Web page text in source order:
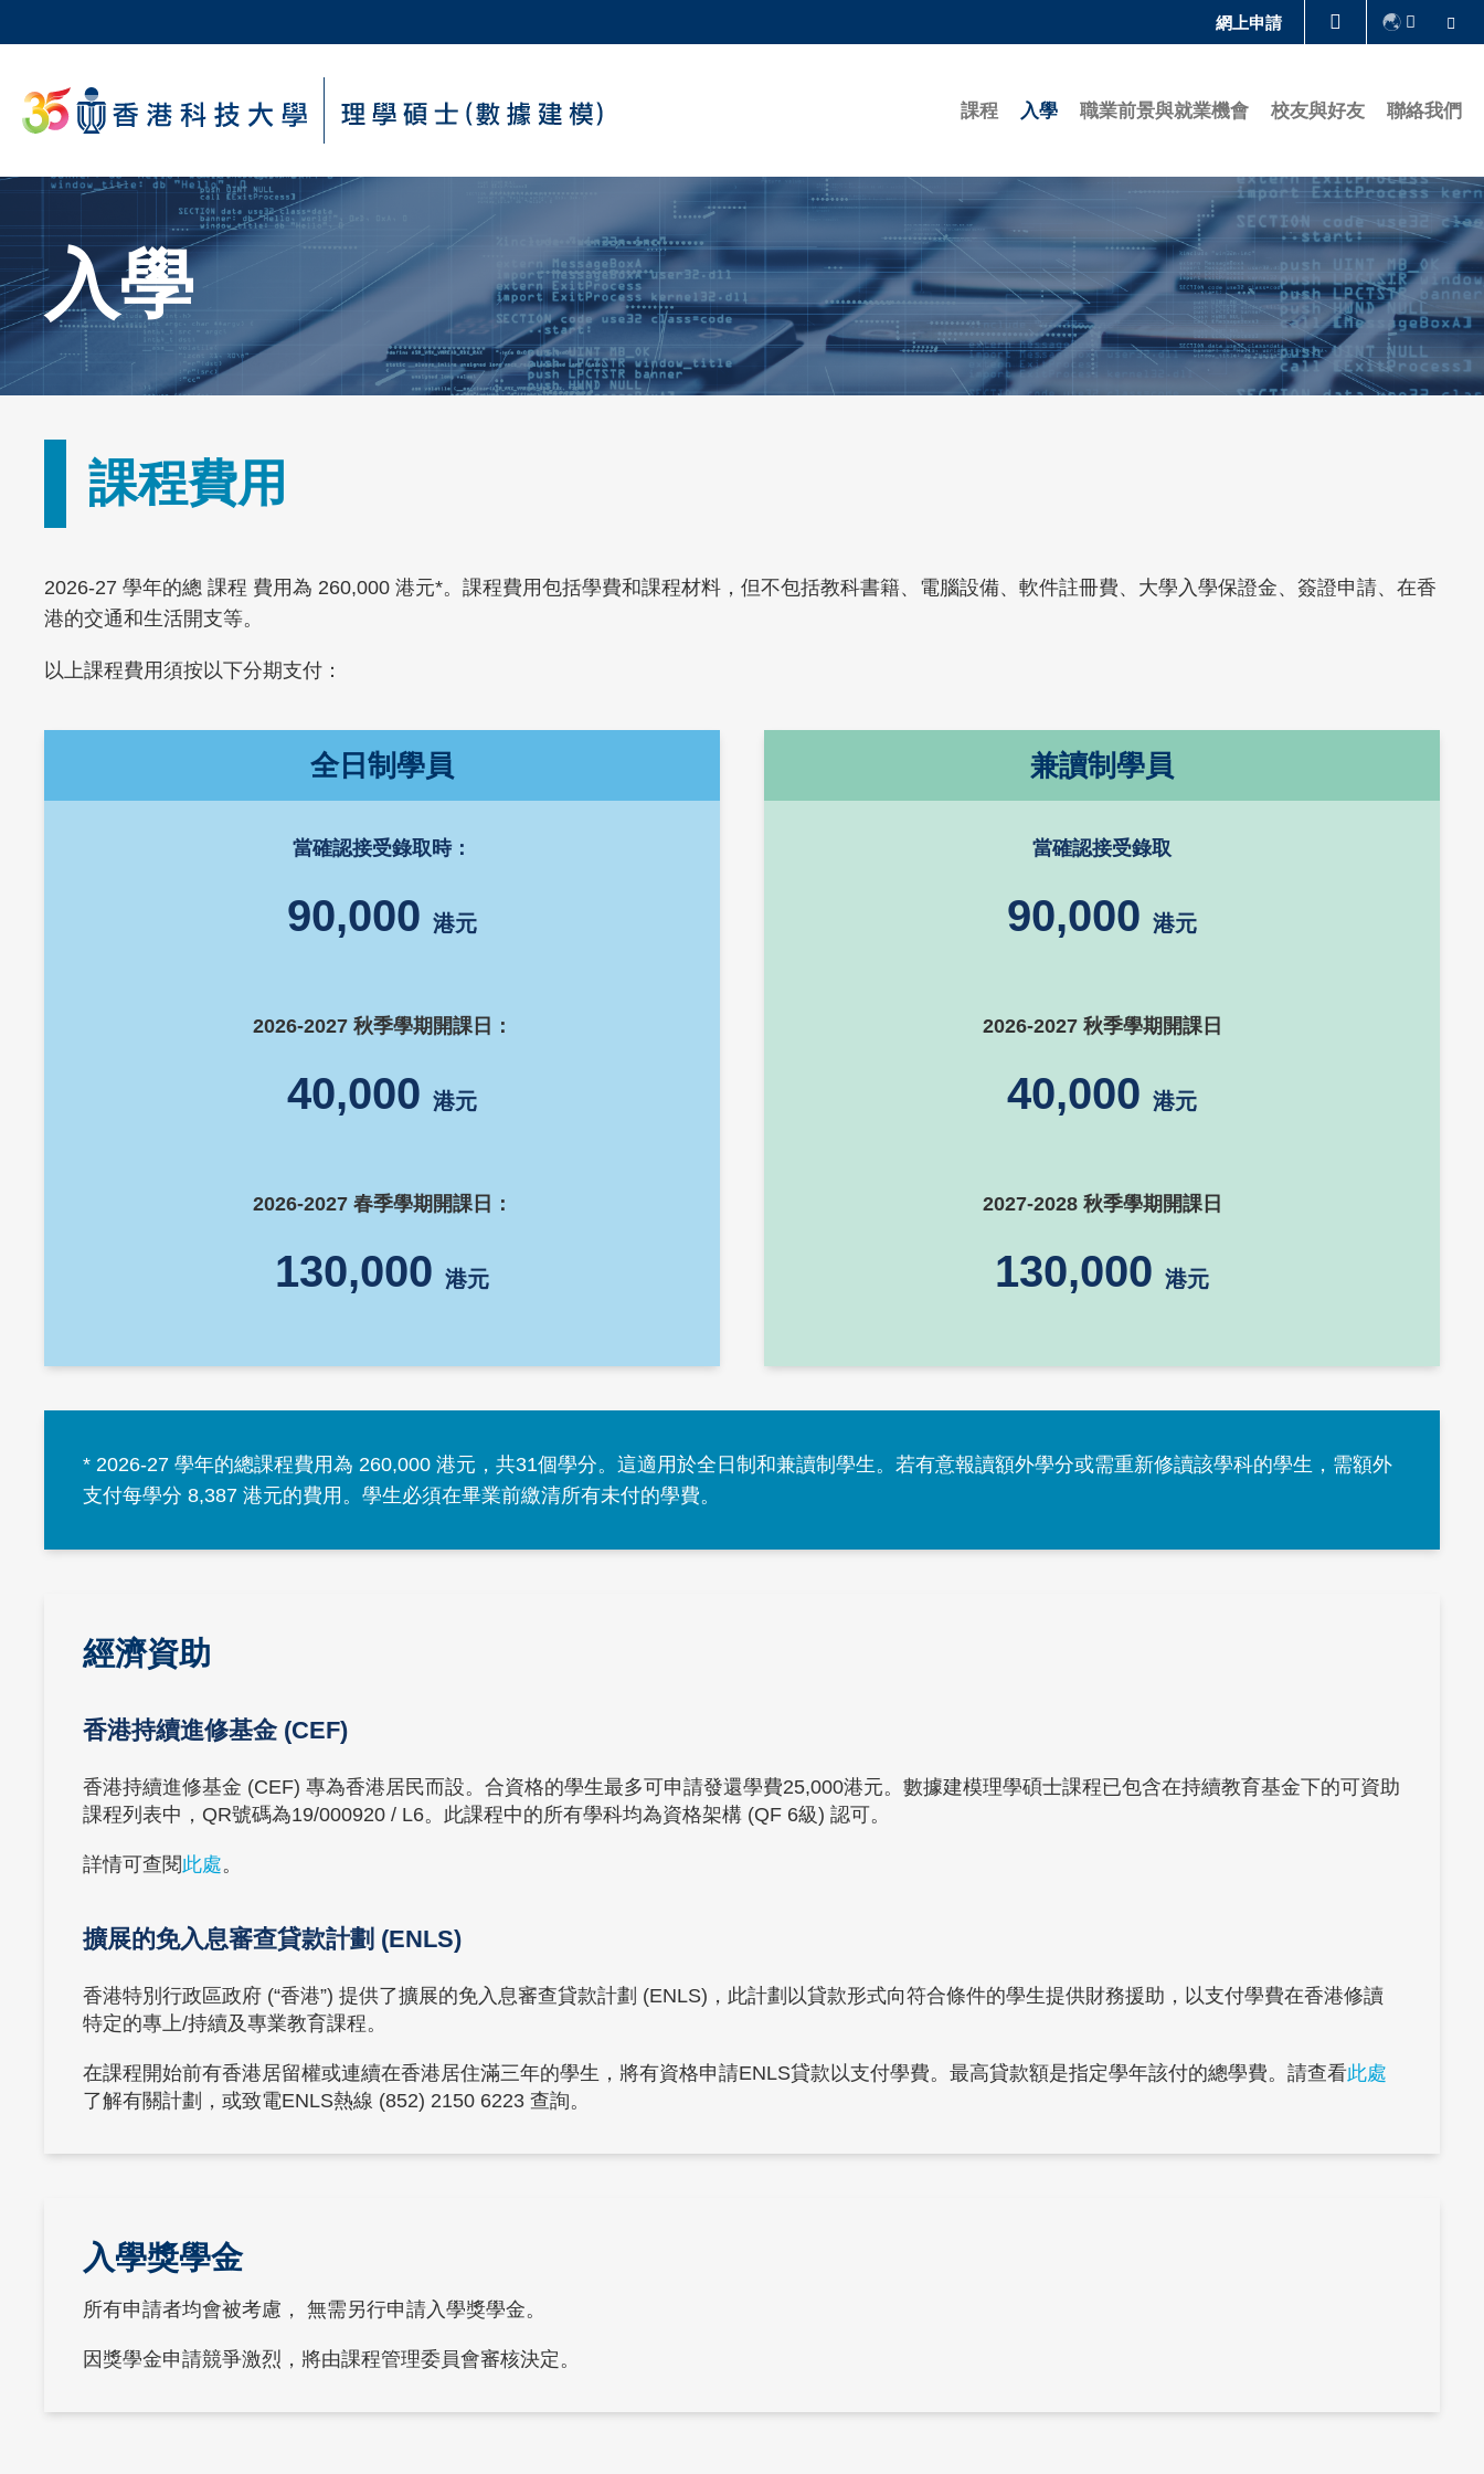
to
content
網上申請
課程 入學 職業前景與就業機會 校友與好友 聯絡我們
Sections
Text
Area
入學
課程費用
Text
Area
2026-27 學年的總 課程 費用為 260,000 港元*。課程費用包括學費和課程材料，但不包括教科書籍、電腦設備、軟件註冊費、大學入學保證金、簽證申請、在香
港的交通和生活開支等。
以上課程費用須按以下分期支付：
全日制學員
當確認接受錄取時：
90,000 港元
2026-2027 秋季學期開課日：
40,000 港元
2026-2027 春季學期開課日：
130,000 港元
兼讀制學員
當確認接受錄取
90,000 港元
2026-2027 秋季學期開課日
40,000 港元
2027-2028 秋季學期開課日
130,000 港元
Text
Area
* 2026-27 學年的總課程費用為 260,000 港元，共31個學分。這適用於全日制和兼讀制學生。若有意報讀額外學分或需重新修讀該學科的學生，需額外
支付每學分 8,387 港元的費用。學生必須在畢業前繳清所有未付的學費。
Text
Area
經濟資助
香港持續進修基金 (CEF)
香港持續進修基金 (CEF) 專為香港居民而設。合資格的學生最多可申請發還學費25,000港元。數據建模理學碩士課程已包含在持續教育基金下的可資助
課程列表中，QR號碼為19/000920 / L6。此課程中的所有學科均為資格架構 (QF 6級) 認可。
詳情可查閱此處。
擴展的免入息審查貸款計劃 (ENLS)
香港特別行政區政府 (“香港”) 提供了擴展的免入息審查貸款計劃 (ENLS)，此計劃以貸款形式向符合條件的學生提供財務援助，以支付學費在香港修讀
特定的專上/持續及專業教育課程。
在課程開始前有香港居留權或連續在香港居住滿三年的學生，將有資格申請ENLS貸款以支付學費。最高貸款額是指定學年該付的總學費。請查看此處
了解有關計劃，或致電ENLS熱線 (852) 2150 6223 查詢。
Text
Area
入學獎學金
所有申請者均會被考慮， 無需另行申請入學獎學金。
因獎學金申請競爭激烈，將由課程管理委員會審核決定。